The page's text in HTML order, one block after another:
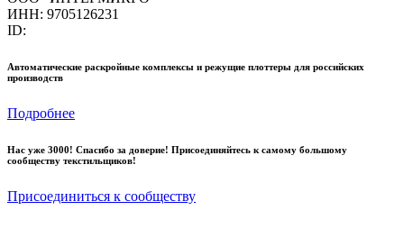
ИНН: 9705126231
ID:
Автоматические раскройные комплексы и режущие плоттеры для российских
производств
Подробнее
Нас уже 3000! Спасибо за доверие! Присоединяйтесь к самому большому
сообществу текстильщиков!
Присоединиться к сообществу